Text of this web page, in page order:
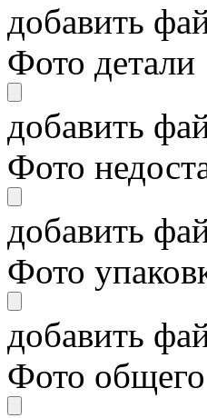
добавить
Фото детали
добавить
Фото
добавить
Фото
добавить
Фото общего